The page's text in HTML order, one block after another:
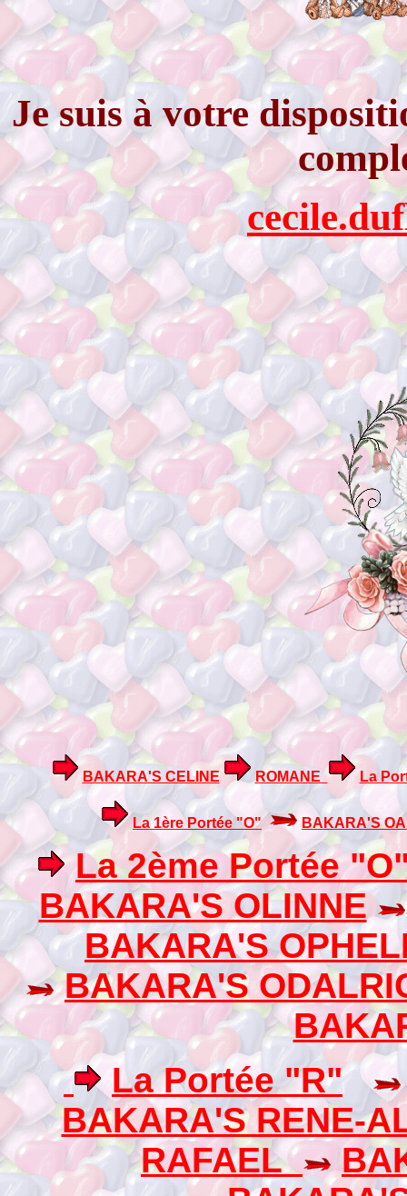
Je suis à votre
BAKARA'S CELINE ROMANE La
La 1ère Portée "O" BAKARA'S
La 2ème Portée
BAKARA'S OLINNE
BAKARA'S
BAKARA'S
La Portée "R"
BAKARA'S RENE-
RAFAEL